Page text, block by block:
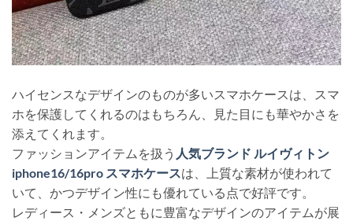
ハイセンスなデザインのものが多いスマホケースは、スマ
ホを保護してくれるのはもちろん、見た目にも華やかさを
添えてくれます。
ファッションアイテムを扱う 人気ブランド ルイヴィトン
iphone16/16pro スマホケースは、上質な素材が使われて
いて、かつデザイン性にも優れている点で好評です。
レディース・メンズともに豊富なデザインのアイテムが展